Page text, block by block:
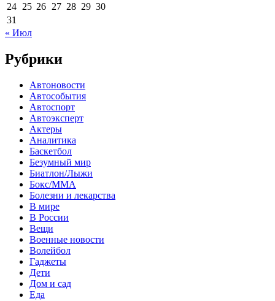
24 25 26 27 28 29 30
31
« Июл
Рубрики
Автоновости
Автособытия
Автоспорт
Автоэксперт
Актеры
Аналитика
Баскетбол
Безумный мир
Биатлон/Лыжи
Бокс/MMA
Болезни и лекарства
В мире
В России
Вещи
Военные новости
Волейбол
Гаджеты
Дети
Дом и сад
Еда